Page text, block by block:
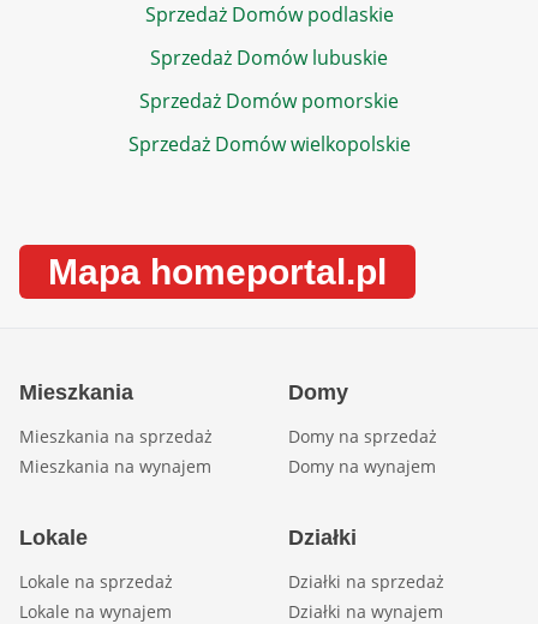
Sprzedaż Domów podlaskie
Sprzedaż Domów lubuskie
Sprzedaż Domów pomorskie
Sprzedaż Domów wielkopolskie
Mapa homeportal.pl
Mieszkania
Mieszkania na sprzedaż
Mieszkania na wynajem
Domy
Domy na sprzedaż
Domy na wynajem
Lokale
Lokale na sprzedaż
Lokale na wynajem
Działki
Działki na sprzedaż
Działki na wynajem